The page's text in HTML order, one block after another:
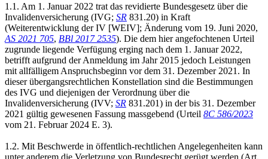
1.1. Am 1. Januar 2022 trat das revidierte Bundesgesetz über die
Invalidenversicherung (IVG; SR 831.20) in Kraft
(Weiterentwicklung der IV [WEIV]; Änderung vom 19. Juni 2020,
AS 2021 705, BBl 2017 2535). Die dem hier angefochtenen Urteil
zugrunde liegende Verfügung erging nach dem 1. Januar 2022,
betrifft aufgrund der Anmeldung im Jahr 2015 jedoch Leistungen
mit allfälligem Anspruchsbeginn vor dem 31. Dezember 2021. In
dieser übergangsrechtlichen Konstellation sind die Bestimmungen
des IVG und diejenigen der Verordnung über die
Invalidenversicherung (IVV; SR 831.201) in der bis 31. Dezember
2021 gültig gewesenen Fassung massgebend (Urteil 8C 586/2023
vom 21. Februar 2024 E. 3).
1.2. Mit Beschwerde in öffentlich-rechtlichen Angelegenheiten kann
unter anderem die Verletzung von Bundesrecht gerügt werden (Art.